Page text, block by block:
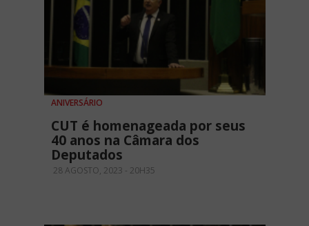
ANIVERSÁRIO
CUT é homenageada por seus
40 anos na Câmara dos
Deputados
28 AGOSTO, 2023 - 20H35